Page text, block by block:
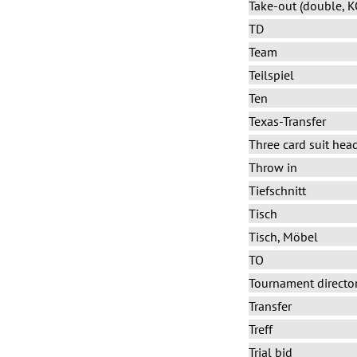
Take-out (double,
TD
Team
Teilspiel
Ten
Texas-Transfer
Three card suit
Throw in
Tiefschnitt
Tisch
Tisch, Möbel
TO
Tournament
Transfer
Treff
Trial bid